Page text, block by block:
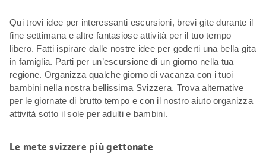
Qui trovi idee per interessanti escursioni, brevi gite durante il
fine settimana e altre fantasiose attività per il tuo tempo
libero. Fatti ispirare dalle nostre idee per goderti una bella gita
in famiglia. Parti per un’escursione di un giorno nella tua
regione. Organizza qualche giorno di vacanza con i tuoi
bambini nella nostra bellissima Svizzera. Trova alternative
per le giornate di brutto tempo e con il nostro aiuto organizza
attività sotto il sole per adulti e bambini.
Le mete svizzere più gettonate